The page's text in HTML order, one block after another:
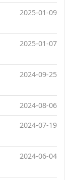
2025-01-09
2025-01-07
2024-09-25
2024-08-06
2024-07-19
2024-06-04